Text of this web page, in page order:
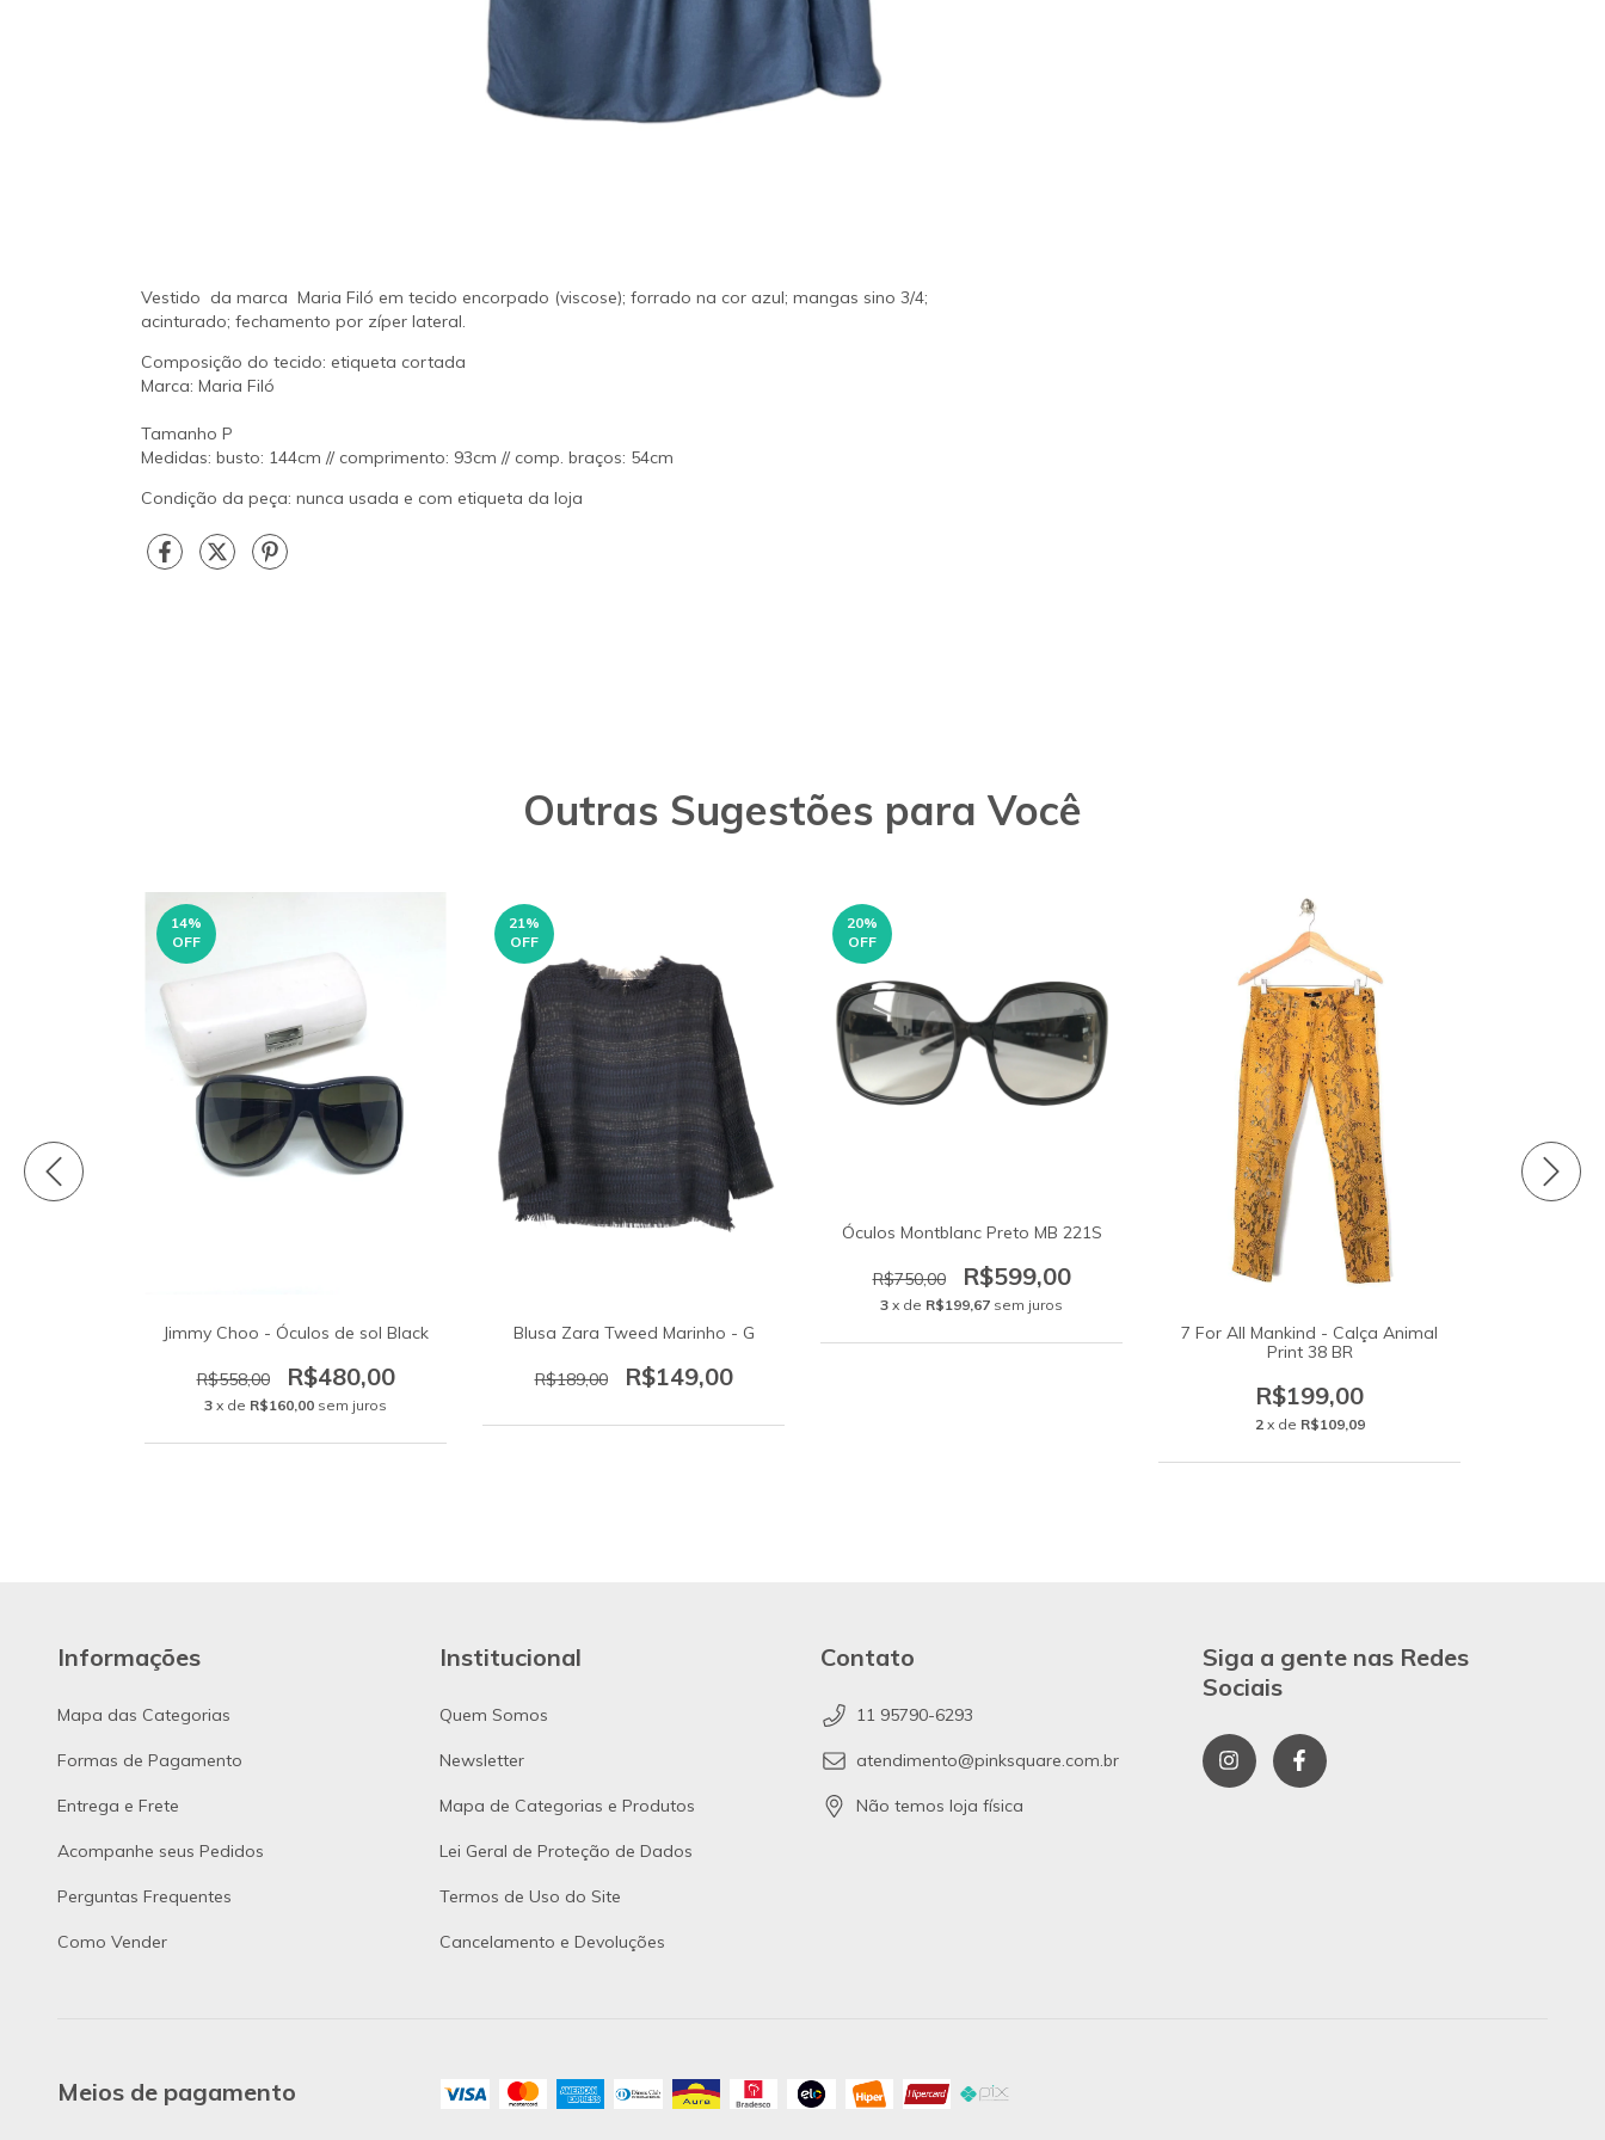
Vestido da marca Maria Filó em tecido encorpado (viscose); forrado na cor azul; mangas sino 3/4;
acinturado; fechamento por zíper lateral.
Composição do tecido: etiqueta cortada
Marca: Maria Filó
Tamanho P
Medidas: busto: 144cm // comprimento: 93cm // comp. braços: 54cm
Condição da peça: nunca usada e com etiqueta da loja
Outras Sugestões para Você
14%
OFF
Jimmy Choo - Óculos de sol Black
R$558,00 R$480,00
3 x de R$160,00 sem juros
21%
OFF
Blusa Zara Tweed Marinho - G
R$189,00 R$149,00
20%
OFF
Óculos Montblanc Preto MB 221S
R$750,00 R$599,00
3 x de R$199,67 sem juros
7 For All Mankind - Calça Animal
Print 38 BR
R$199,00
2 x de R$109,09
Informações
Mapa das Categorias
Formas de Pagamento
Entrega e Frete
Acompanhe seus Pedidos
Perguntas Frequentes
Como Vender
Institucional
Quem Somos
Newsletter
Mapa de Categorias e Produtos
Lei Geral de Proteção de Dados
Termos de Uso do Site
Cancelamento e Devoluções
Contato
11 95790-6293
atendimento@pinksquare.com.br
Não temos loja física
Siga a gente nas Redes
Sociais
Meios de pagamento